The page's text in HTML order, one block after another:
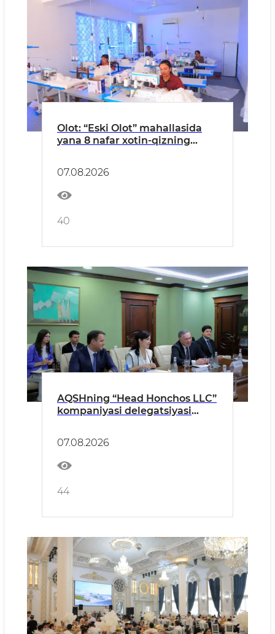
Olot: “Eski Olot” mahallasida
yana 8 nafar xotin-qizning
07.08.2026
40
AQSHning “Head Honchos LLC”
kompaniyasi delegatsiyasi
07.08.2026
44